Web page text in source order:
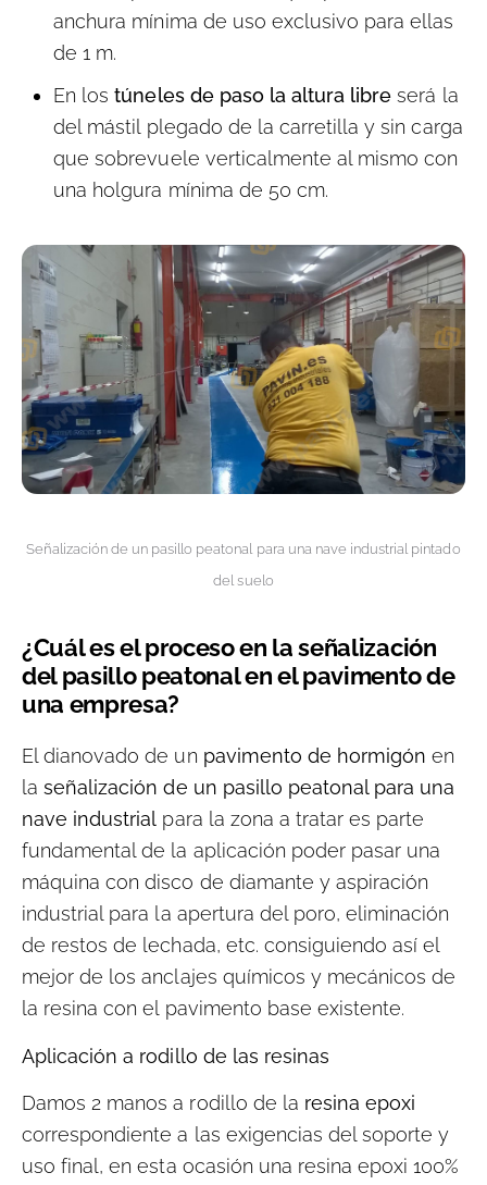
anchura mínima de uso exclusivo para ellas
de 1 m.
En lostúneles de paso la altura libre será la
del mástil plegado de la carretilla y sin carga
que sobrevuele verticalmente al mismo con
una holgura mínima de 50 cm.
Señalización de un pasillo peatonal para una nave industrial pintado
del suelo
¿Cuál es el proceso en la señalización
del pasillo peatonal en el pavimento de
una empresa?
El dianovado de un pavimento de hormigón en
laseñalización de un pasillo peatonal para una
nave industrial para la zona a tratar es parte
fundamental de la aplicación poder pasar una
máquina con disco de diamante y aspiración
industrial para la apertura del poro, eliminación
de restos de lechada, etc. consiguiendo así el
mejor de los anclajes químicos y mecánicos de
la resina con el pavimento base existente.
Aplicación a rodillo de las resinas
Damos 2 manos a rodillo de la resina epoxi
correspondiente a las exigencias del soporte y
uso final, en esta ocasión una resina epoxi 100%